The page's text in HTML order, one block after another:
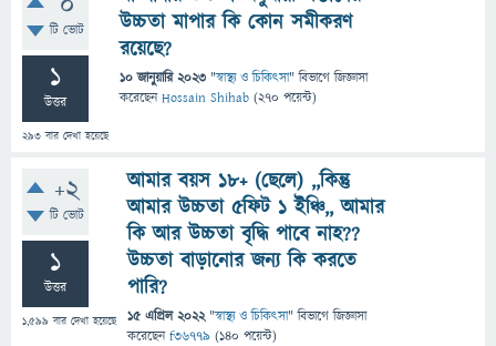
টি ভোট
1
উত্তর
293 বার দেখা হয়েছে
উচ্চতা মাপার কি কোন সমীকরণ
রয়েছে?
10 জানুয়ারি 2023 "স্বাস্থ্য ও চিকিৎসা" বিভাগে জিজ্ঞাসা
করেছেনHossain Shihab (270 পয়েন্ট)
+2
টি ভোট
1
উত্তর
1,599 বার দেখা হয়েছে
আমার বয়স ১৮+ (ছেলে) ,,কিন্তু
আমার উচ্চতা ৫ফিট ১ ইঞ্চি,, আমার
কি আর উচ্চতা বৃদ্ধি পাবে নাহ??
উচ্চতা বাড়ানোর জন্য কি করতে
পারি?
15 এপ্রিল 2022 "স্বাস্থ্য ও চিকিৎসা" বিভাগে জিজ্ঞাসা
করেছেনf36779 (140 পয়েন্ট)